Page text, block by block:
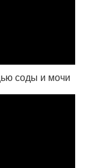
соды и мочи